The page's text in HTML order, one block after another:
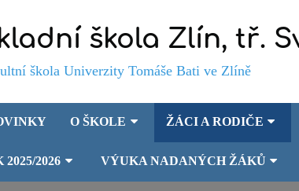
škola Zlín, tř.
Univerzity Tomáše Bati ve Zlíně
O ŠKOLE ŽÁCI A RODIČE
2026 VÝUKA NADANÝCH ŽÁKŮ